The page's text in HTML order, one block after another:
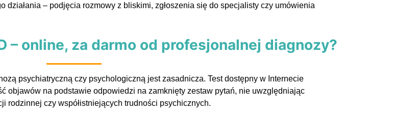
– podjęcia rozmowy z bliskimi, zgłoszenia się do specjalisty czy umówienia
– online, za darmo od profesjonalnej diagnozy?
psychiatryczną czy psychologiczną jest zasadnicza. Test dostępny w Internecie
objawów na podstawie odpowiedzi na zamknięty zestaw pytań, nie uwzględniając
rodzinnej czy współistniejących trudności psychicznych.